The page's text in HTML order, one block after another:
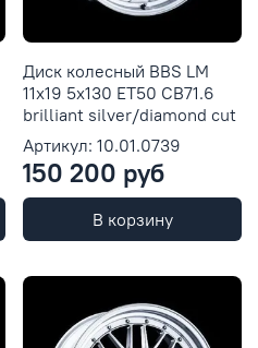
Диск колесный BBS LM
11x19 5x130 ET50 CB71.6
brilliant silver/diamond cut
Артикул: 10.01.0739
150 200 руб
В корзину